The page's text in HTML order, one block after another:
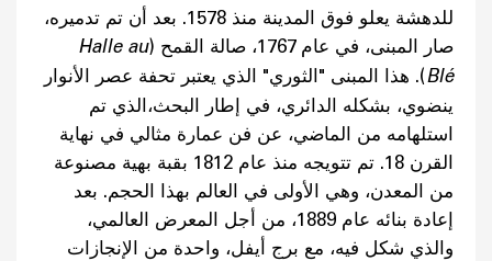
للدهشة يعلو فوق المدينة منذ 1578. بعد أن تم تدميره،
صار المبنى، في عام 1767، صالة القمح (
Halle au
Blé). هذا المبنى "الثوري" الذي يعتبر تحفة عصر الأنوار
ينضوي، بشكله الدائري، في إطار البحث،الذي تم
استلهامه من الماضي، عن فن عمارة مثالي في نهاية
القرن 18. تم تتويجه منذ عام 1812 بقبة بهية مصنوعة
من المعدن، وهي الأولى في العالم بهذا الحجم. بعد
إعادة بنائه عام 1889، من أجل المعرض العالمي،
والذي شكل فيه، مع برج أيفل، واحدة من الإنجازات